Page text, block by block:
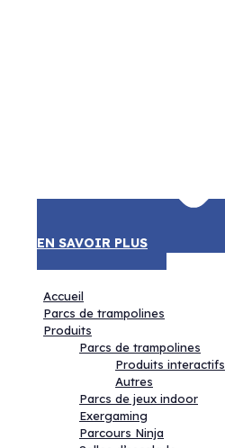
EN SAVOIR PLUS
Accueil
Parcs de trampolines
Produits
Parcs de trampolines
Produits interactifs
Autres
Parcs de jeux indoor
Exergaming
Parcours Ninja